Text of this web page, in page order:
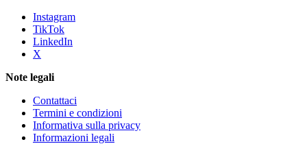
Instagram
TikTok
LinkedIn
X
Note legali
Contattaci
Termini e condizioni
Informativa sulla privacy
Informazioni legali